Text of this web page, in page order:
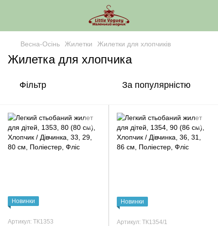
Весна-Осінь Жилетки Жилетки для хлопчиків
Жилетка для хлопчика
Фільтр За популярністю
Новинки
Артикул: ТК1353
Новинки
Артикул: ТК1354/1